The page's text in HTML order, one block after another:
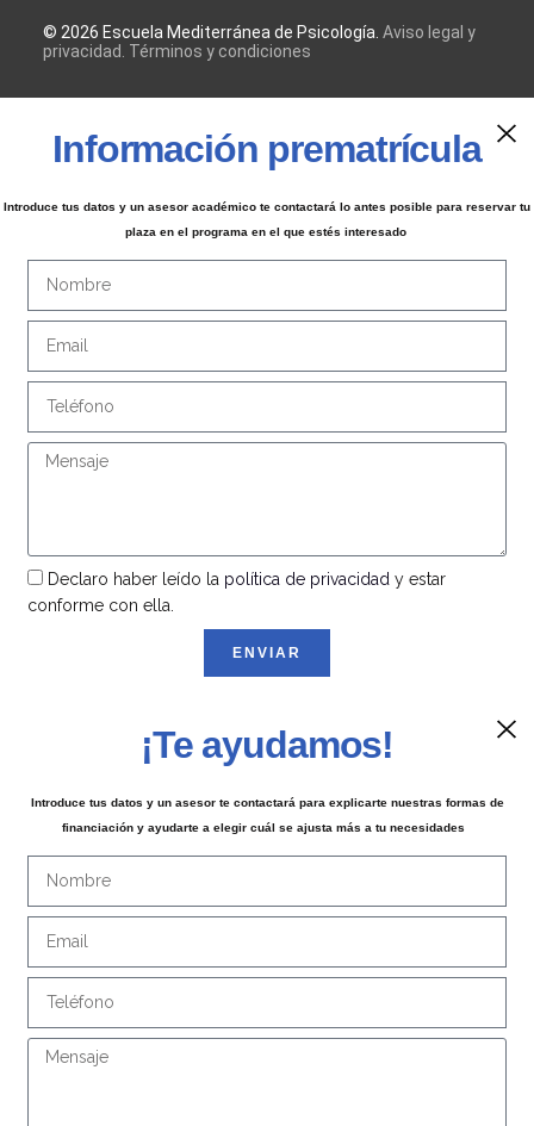
© 2026 Escuela Mediterránea de Psicología. Aviso legal y
privacidad. Términos y condiciones
Información prematrícula
Introduce tus datos y un asesor académico te contactará lo antes posible para reservar tu
plaza en el programa en el que estés interesado
Declaro haber leído la política de privacidad y estar
conforme con ella.
ENVIAR
¡Te ayudamos!
Introduce tus datos y un asesor te contactará para explicarte nuestras formas de
financiación y ayudarte a elegir cuál se ajusta más a tu necesidades